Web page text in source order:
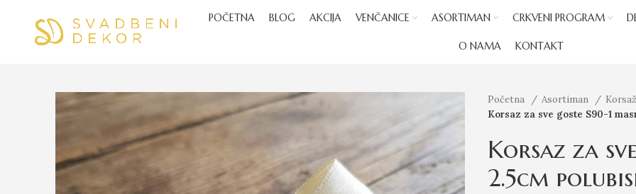
POČETNA BLOG AKCIJA VENČANICE ASORTIMAN CRKVENI PROGRAM
O NAMA KONTAKT
Početna Asortiman
Korsaz za sve goste S90-1
Korsaz za
2.5cm